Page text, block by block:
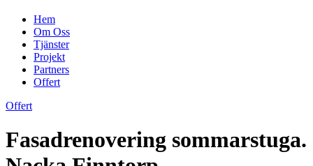
Hem
Om Oss
Tjänster
Projekt
Partners
Offert
Offert
Fasadrenovering sommarstuga.